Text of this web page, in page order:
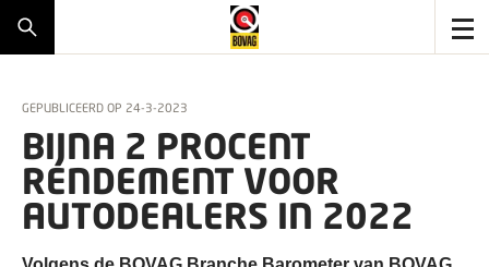
GEPUBLICEERD OP 24-3-2023
BIJNA 2 PROCENT
RENDEMENT VOOR
AUTODEALERS IN 2022